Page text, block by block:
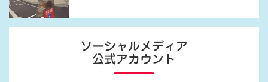
ソーシャルメディア
公式アカウント